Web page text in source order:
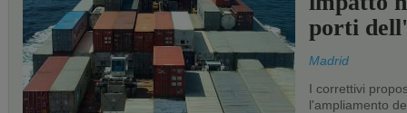
porti
Madrid
I correttivi
l'ampliamento